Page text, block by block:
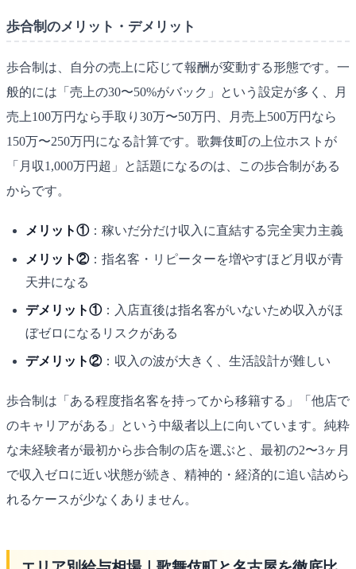
歩合制のメリット・デメリット
歩合制は、自分の売上に応じて報酬が変動する形態です。一
般的には「売上の30〜50%がバック」という設定が多く、月
売上100万円なら手取り30万〜50万円、月売上500万円なら
150万〜250万円になる計算です。歌舞伎町の上位ホストが
「月収1,000万円超」と話題になるのは、この歩合制がある
からです。
メリット①：稼いだ分だけ収入に直結する完全実力主義
メリット②：指名客・リピーターを増やすほど月収が青
天井になる
デメリット①：入店直後は指名客がいないため収入がほ
ぼゼロになるリスクがある
デメリット②：収入の波が大きく、生活設計が難しい
歩合制は「ある程度指名客を持ってから移籍する」「他店で
のキャリアがある」という中級者以上に向いています。純粋
な未経験者が最初から歩合制の店を選ぶと、最初の2〜3ヶ月
で収入ゼロに近い状態が続き、精神的・経済的に追い詰めら
れるケースが少なくありません。